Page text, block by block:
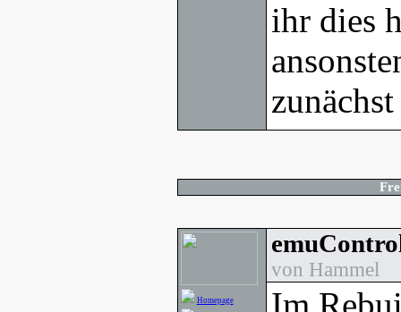
ihr dies
Homepage
von Hammel